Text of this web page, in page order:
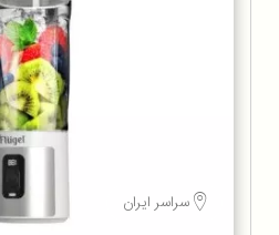
سراسر ایران